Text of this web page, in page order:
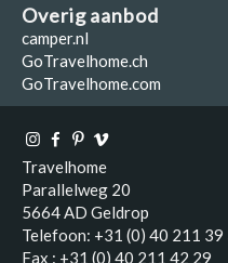
Overig aanbod
camper.nl
GoTravelhome.ch
GoTravelhome.com
Travelhome
Parallelweg 20
5664 AD Geldrop
Telefoon: +31 (0) 40 211 39
Fax : +31 (0) 40 211 42 29